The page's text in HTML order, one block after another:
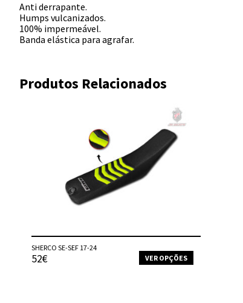
Anti derrapante.
Humps vulcanizados.
100% impermeável.
Banda elástica para agrafar.
Produtos Relacionados
SHERCO SE-SEF 17-24
52€ VER OPÇÕES